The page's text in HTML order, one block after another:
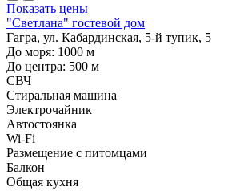
Показать цены
"Светлана" гостевой дом
Гагра, ул. Кабардинская, 5-й тупик, 5
До моря: 1000 м
До центра: 500 м
СВЧ
Стиральная машина
Электрочайник
Автостоянка
Wi-Fi
Размещение с питомцами
Балкон
Общая кухня